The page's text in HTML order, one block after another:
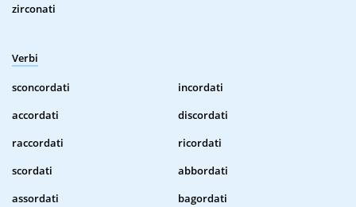
zirconati
Verbi
sconcordati
incordati
accordati
discordati
raccordati
ricordati
scordati
abbordati
assordati
bagordati